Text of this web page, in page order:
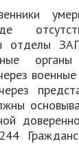
отделы